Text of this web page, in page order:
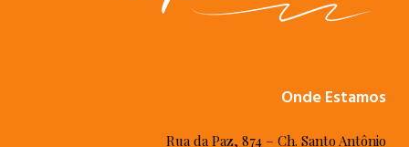
Onde Estamos
Rua da Paz, 874 – Ch. Santo Antônio